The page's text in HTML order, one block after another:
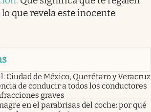
que revela este inocente
Ciudad de México, Querétaro y Veracruz
de conducir a todos los conductores
graves
en el parabrisas del coche: por qué